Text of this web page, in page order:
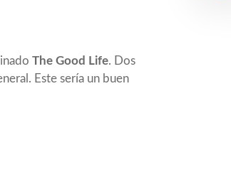
The Good Life. Dos
Este sería un buen